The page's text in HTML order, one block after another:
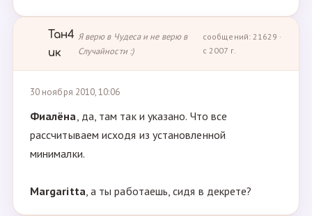
Тан4
ик
Я верю в Чудеса и не верю в
Случайности :)
сообщений: 21629 ·
с 2007 г.
30 ноября 2010, 10:06
Фиалёна, да, там так и указано. Что все
рассчитываем исходя из установленной
минималки.
Margaritta, а ты работаешь, сидя в декрете?